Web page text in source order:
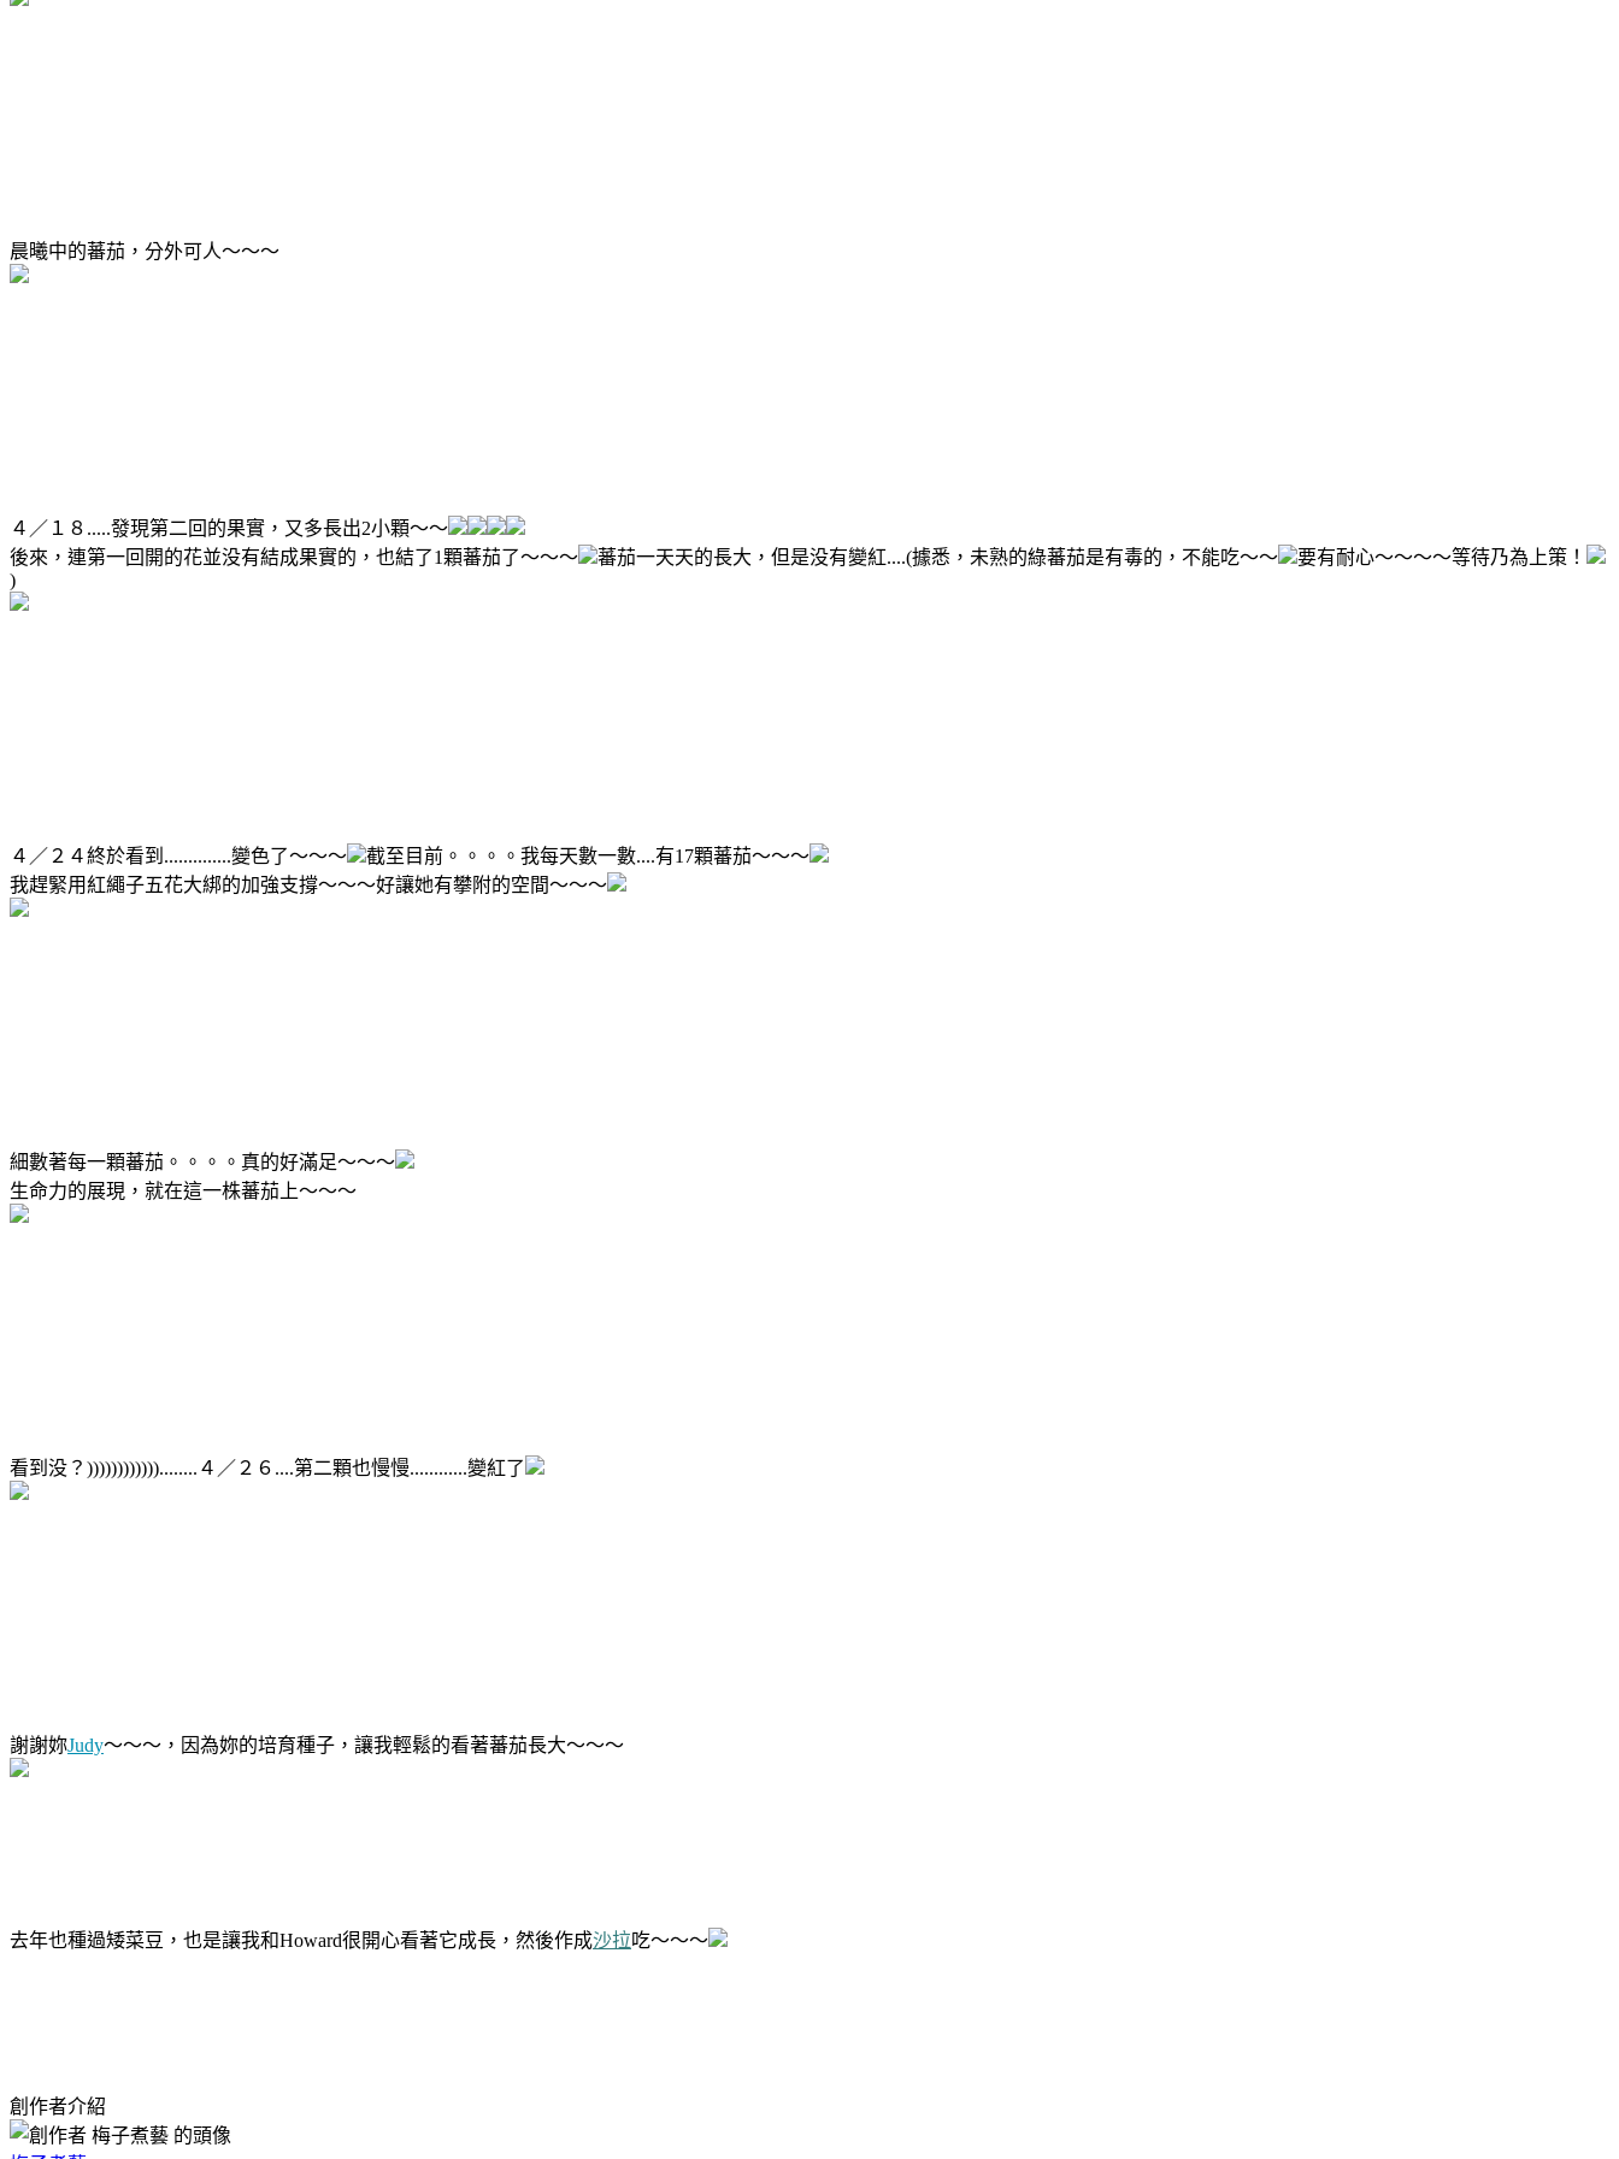
晨曦中的蕃茄，分外可人～～～
４／１８.....發現第二回的果實，又多長出2小顆～～
後來，連第一回開的花並没有結成果實的，也結了1顆蕃茄了～～～
蕃茄一天天的長大，但是没有變紅....(據悉，未熟的綠蕃茄是有毒的，不能吃～～
要有耐心～～～～等待乃為上策！
)
４／２４終於看到..............變色了～～～
截至目前。。。。我每天數一數....有17顆蕃茄～～～
我趕緊用紅繩子五花大綁的加強支撐～～～好讓她有攀附的空間～～～
細數著每一顆蕃茄。。。。真的好滿足～～～
生命力的展現，就在這一株蕃茄上～～～
看到没？))))))))))))........４／２６....第二顆也慢慢............變紅了
謝謝妳Judy～～～，因為妳的培育種子，讓我輕鬆的看著蕃茄長大～～～
去年也種過矮菜豆，也是讓我和Howard很開心看著它成長，然後作成沙拉吃～～～
創作者介紹